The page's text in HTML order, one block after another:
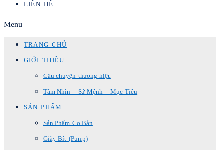
LIÊN HỆ
Menu
TRANG CHỦ
GIỚI THIỆU
Câu chuyện thương hiệu
Tầm Nhìn – Sứ Mệnh – Mục Tiêu
SẢN PHẨM
Sản Phẩm Cơ Bản
Giày Bít (Pump)